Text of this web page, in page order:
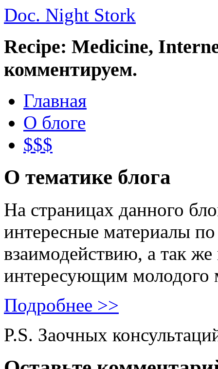
Doc. Night Stork
Recipe: Medicine,
комментируем.
Главная
О блоге
$$$
О тематике блога
На страницах данного
интересные материалы
взаимодействию, а так
интересующим молодого
Подробнее >>
P.S. Заочных